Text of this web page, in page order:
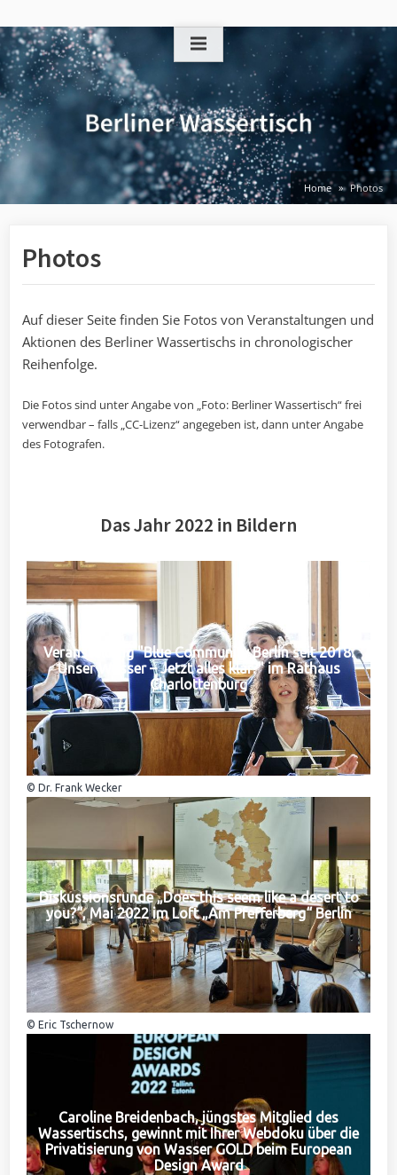
to
content
Home Photos
Photos
Auf dieser Seite finden Sie Fotos von Veranstaltungen und
Aktionen des Berliner Wassertischs in chronologischer
Reihenfolge.
Die Fotos sind unter Angabe von „Foto: Berliner Wassertisch“ frei
verwendbar – falls „CC-Lizenz“ angegeben ist, dann unter Angabe
des Fotografen.
Das Jahr 2022 in Bildern
Veranstaltung "Blue Community Berlin seit 2018:
Unser Wasser – Jetzt alles klar?" im Rathaus
Charlottenburg
© Dr. Frank Wecker
Diskussionsrunde „Does this seem like a desert to
you?“, Mai 2022 im Loft „Am Pfefferberg“ Berlin
© Eric Tschernow
Caroline Breidenbach, jüngstes Mitglied des
Wassertischs, gewinnt mit Ihrer Webdoku über die
Privatisierung von Wasser GOLD beim European
Design Award